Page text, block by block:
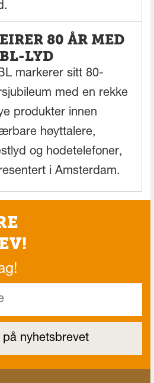
80 ÅR MED
LYD
markerer sitt 80-
med en rekke
produkter innen
høyttalere,
og hodetelefoner,
i Amsterdam.